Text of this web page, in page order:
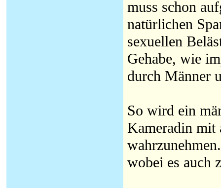
muss schon
natürlichen
sexuellen
Gehabe, wie
durch Männer
So wird ein
Kameradin mit
wobei es auch